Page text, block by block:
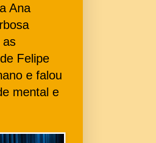
Ana
as
Felipe
e falou
mental e